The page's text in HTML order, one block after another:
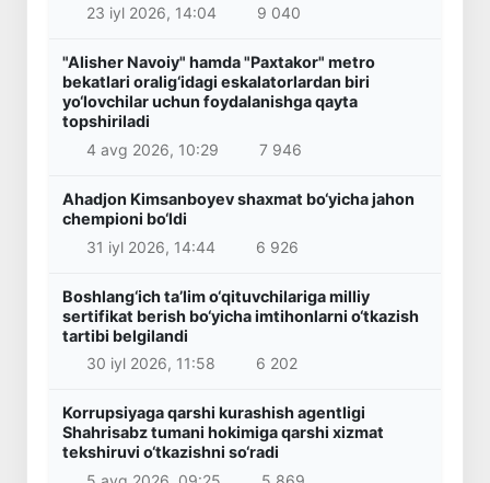
23 iyl 2026, 14:04
9 040
"Alisher Navoiy" hamda "Paxtakor" metro
bekatlari oralig‘idagi eskalatorlardan biri
yo‘lovchilar uchun foydalanishga qayta
topshiriladi
4 avg 2026, 10:29
7 946
Ahadjon Kimsanboyev shaxmat bo‘yicha jahon
chempioni bo‘ldi
31 iyl 2026, 14:44
6 926
Boshlang‘ich ta’lim o‘qituvchilariga milliy
sertifikat berish bo‘yicha imtihonlarni o‘tkazish
tartibi belgilandi
30 iyl 2026, 11:58
6 202
Korrupsiyaga qarshi kurashish agentligi
Shahrisabz tumani hokimiga qarshi xizmat
tekshiruvi o‘tkazishni so‘radi